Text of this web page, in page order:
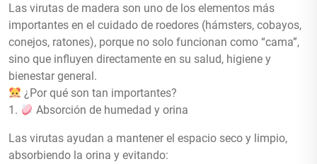
Las virutas de madera son uno de los elementos más
importantes en el cuidado de roedores (hámsters, cobayos,
conejos, ratones), porque no solo funcionan como “cama”,
sino que influyen directamente en su salud, higiene y
bienestar general.
¿Por qué son tan importantes?
1.
Absorción de humedad y orina
Las virutas ayudan a mantener el espacio seco y limpio,
absorbiendo la orina y evitando: